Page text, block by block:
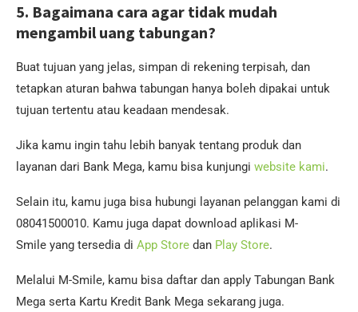
5. Bagaimana cara agar tidak mudah
mengambil uang tabungan?
Buat tujuan yang jelas, simpan di rekening terpisah, dan
tetapkan aturan bahwa tabungan hanya boleh dipakai untuk
tujuan tertentu atau keadaan mendesak.
Jika kamu ingin tahu lebih banyak tentang produk dan
layanan dari Bank Mega, kamu bisa kunjungi website kami.
Selain itu, kamu juga bisa hubungi layanan pelanggan kami di
08041500010. Kamu juga dapat download aplikasi M-
Smile yang tersedia di App Store dan Play Store.
Melalui M-Smile, kamu bisa daftar dan apply Tabungan Bank
Mega serta Kartu Kredit Bank Mega sekarang juga.